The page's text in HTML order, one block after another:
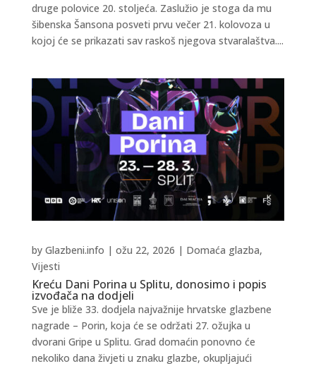
druge polovice 20. stoljeća. Zaslužio je stoga da mu
šibenska Šansona posveti prvu večer 21. kolovoza u
kojoj će se prikazati sav raskoš njegova stvaralaštva....
Kreću Dani Porina u Splitu, donosimo i popis
izvođača na dodjeli
by Glazbeni.info | ožu 22, 2026 | Domaća glazba,
Vijesti
Sve je bliže 33. dodjela najvažnije hrvatske glazbene
nagrade – Porin, koja će se održati 27. ožujka u
dvorani Gripe u Splitu. Grad domaćin ponovno će
nekoliko dana živjeti u znaku glazbe, okupljajući